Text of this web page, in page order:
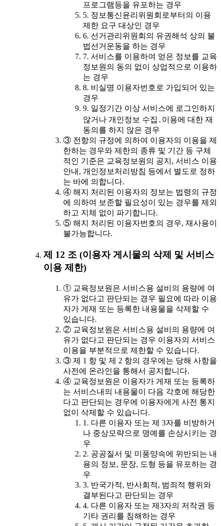
프로그램등을 유포하는 경우
5. 정보통신윤리위원회로부터의 이용
제한 요구 대상인 경우
6. 선거관리위원회의 유권해석 상의 불
법선거운동을 하는 경우
7. 서비스를 이용하여 얻은 정보를 교육
정보원의 동의 없이 상업적으로 이용하
는 경우
8. 비실명 이용자번호로 가입되어 있는
경우
9. 일정기간 이상 서비스에 로그인하지
않거나 개인정보 수집․이용에 대한 재
동의를 하지 않은 경우
③ 전항의 규정에 의하여 이용자의 이용을 제
한하는 경우와 제한의 종류 및 기간 등 구체
적인 기준은 교육정보원의 공지, 서비스 이용
안내, 개인정보처리방침 등에서 별도로 정하
는 바에 의합니다.
④ 해지 처리된 이용자의 정보는 법령의 규정
에 의하여 보존할 필요성이 있는 경우를 제외
하고 지체 없이 파기합니다.
⑤ 해지 처리된 이용자번호의 경우, 재사용이
불가능합니다.
제 12 조 (이용자 게시물의 삭제 및 서비스
이용 제한)
① 교육정보원은 서비스용 설비의 용량에 여
유가 없다고 판단되는 경우 필요에 따라 이용
자가 게재 또는 등록한 내용물을 삭제할 수
있습니다.
② 교육정보원은 서비스용 설비의 용량에 여
유가 없다고 판단되는 경우 이용자의 서비스
이용을 부분적으로 제한할 수 있습니다.
③ 제 1 항 및 제 2 항의 경우에는 당해 사항을
사전에 온라인을 통해서 공지합니다.
④ 교육정보원은 이용자가 게재 또는 등록하
는 서비스내의 내용물이 다음 각호에 해당한
다고 판단되는 경우에 이용자에게 사전 통지
없이 삭제할 수 있습니다.
1. 다른 이용자 또는 제 3자를 비방하거
나 중상모략으로 명예를 손상시키는 경
우
2. 공공질서 및 미풍양속에 위반되는 내
용의 정보, 문장, 도형 등을 유포하는 경
우
3. 반국가적, 반사회적, 범죄적 행위와
결부된다고 판단되는 경우
4. 다른 이용자 또는 제3자의 저작권 등
기타 권리를 침해하는 경우